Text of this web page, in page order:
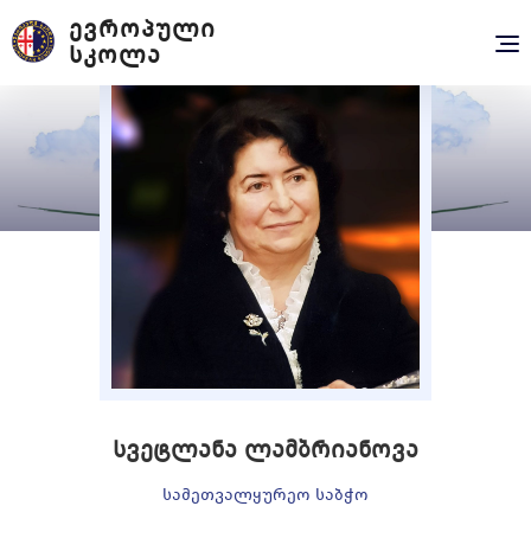
ᲔᲕᲠᲝᲞᲣᲚᲘ
ᲡᲙᲝᲚᲐ
სვეტლანა ლამბრიანოვა
ᲡᲐᲛᲔᲗᲕᲐᲚᲧᲣᲠᲔᲝ ᲡᲐᲑᲭᲝ